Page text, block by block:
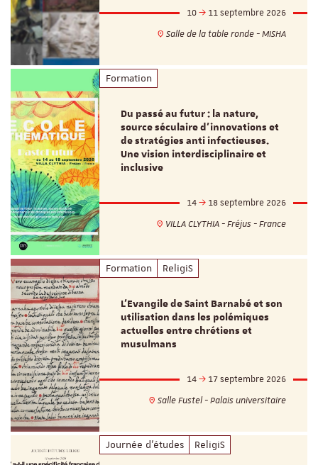
10
11 septembre 2026
Salle de la table ronde - MISHA
Formation
Du passé au futur : la nature,
source séculaire d’innovations et
de stratégies anti infectieuses.
Une vision interdisciplinaire et
inclusive
14
18 septembre 2026
VILLA CLYTHIA - Fréjus - France
Formation ReligiS
L’Evangile de Saint Barnabé et son
utilisation dans les polémiques
actuelles entre chrétiens et
musulmans
14
17 septembre 2026
Salle Fustel - Palais universitaire
Journée d'études ReligiS